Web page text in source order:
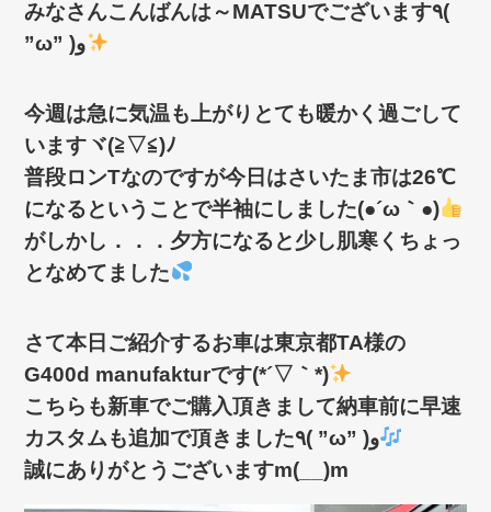
みなさんこんばんは～MATSUでございます٩(
”ω” )و
今週は急に気温も上がりとても暖かく過ごして
いますヾ(≧▽≦)ﾉ
普段ロンTなのですが今日はさいたま市は26℃
になるということで半袖にしました(●´ω｀●)
がしかし．．．夕方になると少し肌寒くちょっ
となめてました
さて本日ご紹介するお車は東京都TA様の
G400d manufakturです(*´▽｀*)
こちらも新車でご購入頂きまして納車前に早速
カスタムも追加で頂きました٩( ”ω” )و
誠にありがとうございますm(__)m